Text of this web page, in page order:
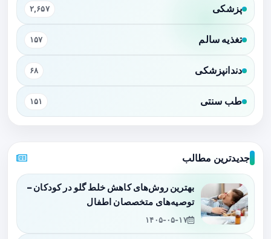
پزشکی ۲,۶۵۷
تغذیه سالم ۱۵۷
دندانپزشکی ۶۸
طب سنتی ۱۵۱
جدیدترین مطالب
بهترین روش‌های کاهش خلط گلو در کودکان –
توصیه‌های متخصصان اطفال
۱۴۰۵-۰۵-۱۷